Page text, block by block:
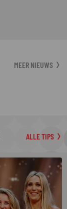
MEER NIEUWS
ALLE TIPS